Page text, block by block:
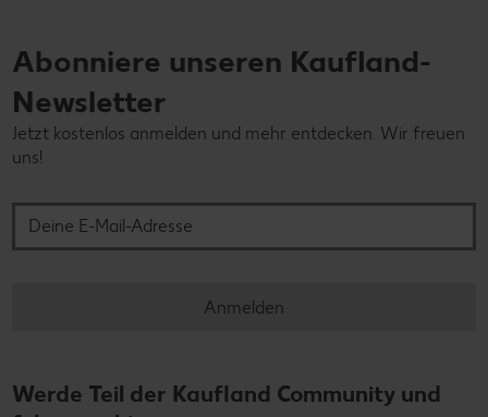
Abonniere unseren Kaufland-
Newsletter
Jetzt kostenlos anmelden und mehr entdecken. Wir freuen
uns!
Anmelden
Werde Teil der Kaufland Community und